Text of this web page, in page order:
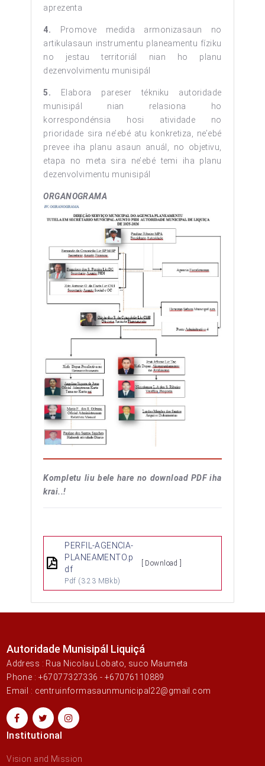
aprezenta
4.
Promove medida armonizasaun no
artikulasaun instrumentu planeamentu fíziku
no jestau territoriál nian ho planu
dezenvolvimentu munisipál
5. Elabora pareser tékniku autoridade
munisipál nian relasiona ho
korrespondénsia hosi atividade no
prioridade sira ne’ebé atu konkretiza, ne’ebé
prevee iha planu asaun anuál, no objetivu,
etapa no meta sira ne’ebé temi iha planu
dezenvolvimentu munisipál
ORGANOGRAMA
Kompletu liu bele hare no download PDF iha
krai..!
PERFIL-AGENCIA-
PLANEAMENTO.p
df
Pdf (3.23 MBkb)
[ Download ]
Autoridade Munisipál Liquiçá
Address : Rua Nicolau Lobato, suco Maumeta
Phone : +67077327336 - +67076110889
Email : centruinformasaunmunicipal22@gmail.com
Institutional
Vision and Mission